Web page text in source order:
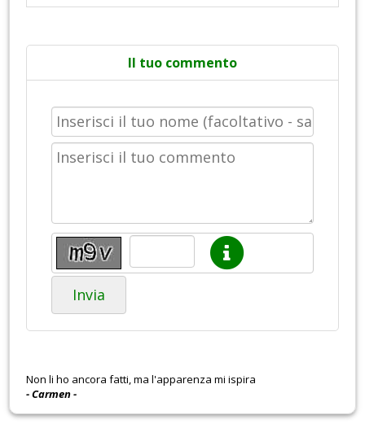
Il tuo commento
Invia
Non li ho ancora fatti, ma l'apparenza mi ispira
- Carmen -